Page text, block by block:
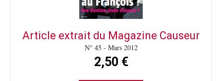
Article extrait du Magazine Causeur
N° 45 - Mars 2012
2,50 €